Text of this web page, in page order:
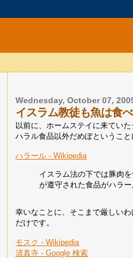
Wednesday, October 07,
イスラム教徒も魚は食
以前に、ホームステイに来てい
ハラル食品以外だめぽというこ
ハラール - Wikipedia
イスラム法の下では豚肉
が遵守された食品がハラー
幸いなことに、そこまで厳しい
だけです。
モスク - Wikipedia
清真寺 - Google 検索